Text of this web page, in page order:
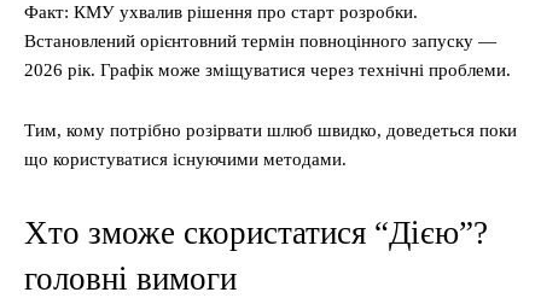
Факт: КМУ ухвалив рішення про старт розробки.
Встановлений орієнтовний термін повноцінного запуску —
2026 рік. Графік може зміщуватися через технічні проблеми.
Тим, кому потрібно розірвати шлюб швидко, доведеться поки
що користуватися існуючими методами.
Хто зможе скористатися “Дією”?
головні вимоги